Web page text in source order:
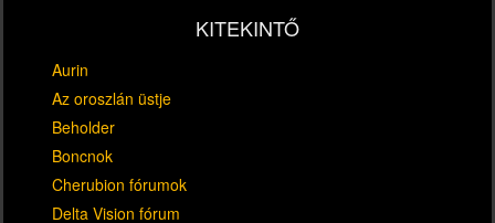
KITEKINTŐ
Aurin
Az oroszlán üstje
Beholder
Boncnok
Cherubion fórumok
Delta Vision fórum